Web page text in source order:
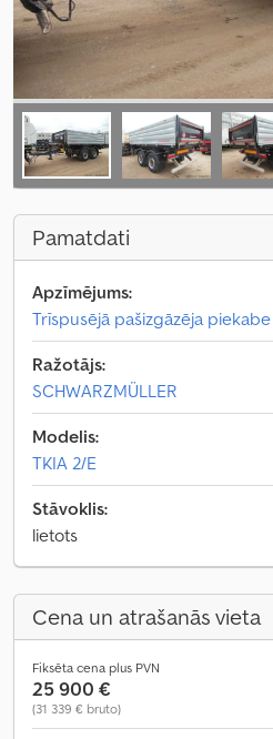
Pamatdati
Apzīmējums:
Trīspusējā pašizgāzēja piekabe
Ražotājs:
SCHWARZMÜLLER
Modelis:
TKIA 2/E
Stāvoklis:
lietots
Cena un atrašanās vieta
Fiksēta cena plus PVN
25 900 €
(31 339 € bruto)